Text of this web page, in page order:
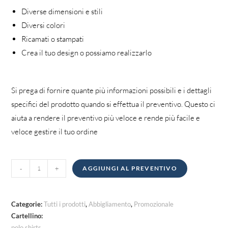
Diverse dimensioni e stili
Diversi colori
Ricamati o stampati
Crea il tuo design o possiamo realizzarlo
Si prega di fornire quante più informazioni possibili e i dettagli
specifici del prodotto quando si effettua il preventivo. Questo ci
aiuta a rendere il preventivo più veloce e rende più facile e
veloce gestire il tuo ordine
quantità
- + AGGIUNGI AL PREVENTIVO
Categorie:Tutti i prodotti,Abbigliamento, Promozionale
Cartellino: